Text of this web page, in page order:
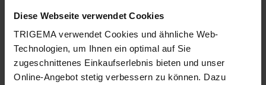
Diese Webseite verwendet Cookies
TRIGEMA verwendet Cookies und ähnliche Web-
Technologien, um Ihnen ein optimal auf Sie
zugeschnittenes Einkaufserlebnis bieten und unser
Online-Angebot stetig verbessern zu können. Dazu
28.02.2026
5
Leicht und angenehm zu tragen. Gut zum